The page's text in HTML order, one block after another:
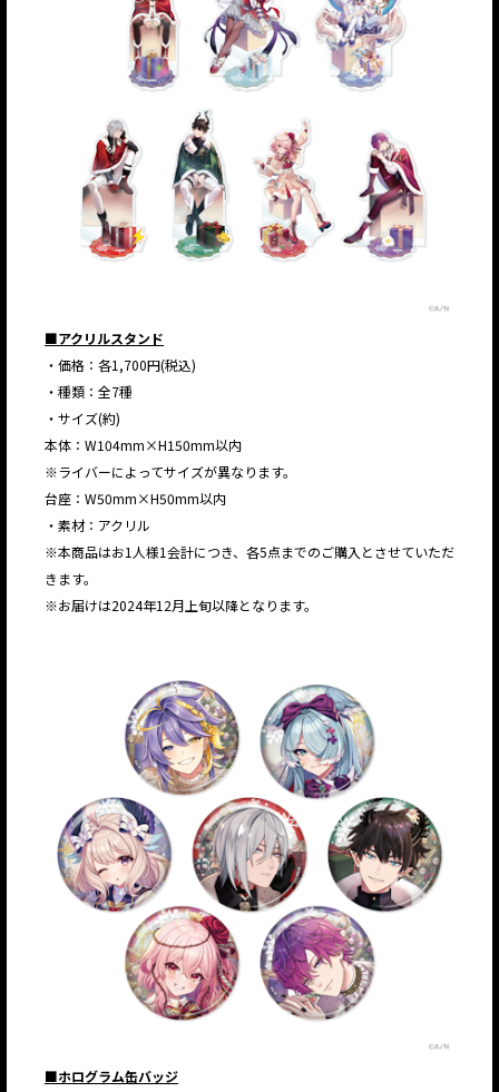
■アクリルスタンド
・価格：各1,700円(税込)
・種類：全7種
・サイズ(約)
本体：W104mm×H150mm以内
※ライバーによってサイズが異なります。
台座：W50mm×H50mm以内
・素材：アクリル
※本商品はお1人様1会計につき、各5点までのご購入とさせていただ
きます。
※お届けは2024年12月上旬以降となります。
■ホログラム缶バッジ